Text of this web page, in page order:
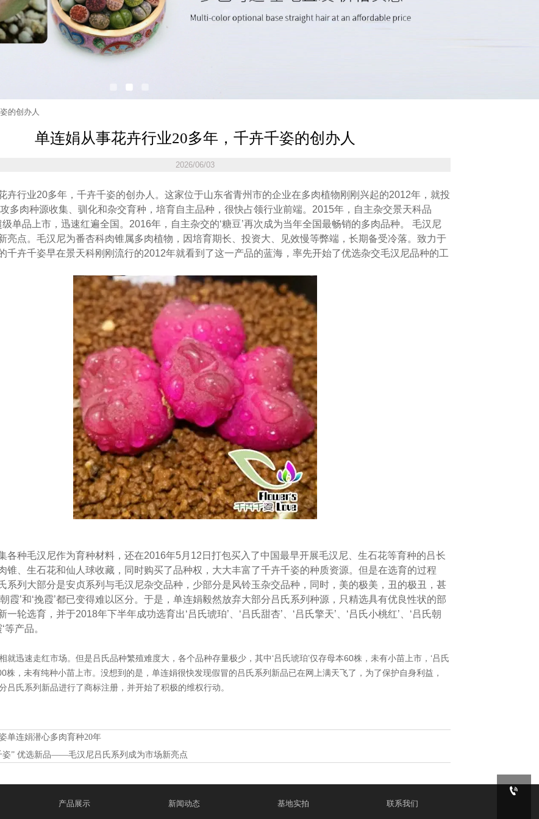
的创办人
单连娟从事花卉行业20多年，千卉千姿的创办人
2026/06/03
卉行业20多年，千卉千姿的创办人。这家位于山东省青州市的企业在多肉植物刚刚兴起的2012年，就投
多肉种源收集、驯化和杂交育种，培育自主品种，很快占领行业前端。2015年，自主杂交景天科品
级单品上市，迅速红遍全国。2016年，自主杂交的‘糖豆’再次成为当年全国最畅销的多肉品种。 毛汉尼
亮点。毛汉尼为番杏科肉锥属多肉植物，因培育期长、投资大、见效慢等弊端，长期备受冷落。致力于
千卉千姿早在景天科刚刚流行的2012年就看到了这一产品的蓝海，率先开始了优选杂交毛汉尼品种的工
各种毛汉尼作为育种材料，还在2016年5月12日打包买入了中国最早开展毛汉尼、生石花等育种的吕长
锥、生石花和仙人球收藏，同时购买了品种权，大大丰富了千卉千姿的种质资源。但是在选育的过程
系列大部分是安贞系列与毛汉尼杂交品种，少部分是风铃玉杂交品种，同时，美的极美，丑的极丑，甚
霞’和‘挽霞’都已变得难以区分。于是，单连娟毅然放弃大部分吕氏系列种源，只精选具有优良性状的部
一轮选育，并于2018年下半年成功选育出‘吕氏琥珀’、‘吕氏甜杏’、‘吕氏擎天’、‘吕氏小桃红’、‘吕氏朝
等产品。
就迅速走红市场。但是吕氏品种繁殖难度大，各个品种存量极少，其中‘吕氏琥珀’仅存母本60株，未有小苗上市，‘吕氏
株，未有纯种小苗上市。没想到的是，单连娟很快发现假冒的吕氏系列新品已在网上满天飞了，为了保护自身利益，
吕氏系列新品进行了商标注册，并开始了积极的维权行动。
单连娟潜心多肉育种20年
姿” 优选新品——毛汉尼吕氏系列成为市场新亮点
产品展示 新闻动态 基地实拍 联系我们
